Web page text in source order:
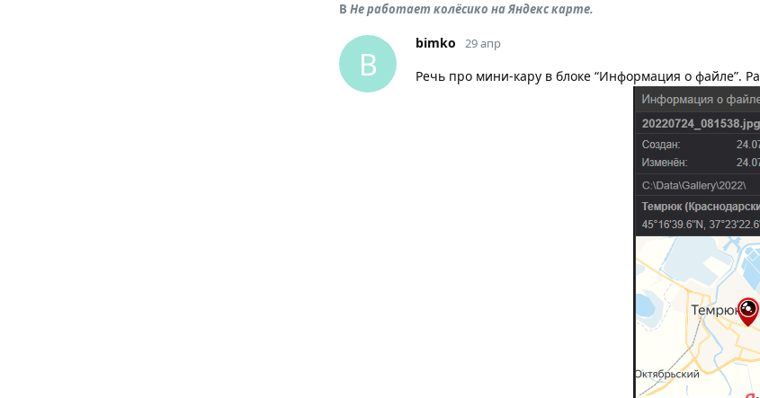
В Не работает колёсико на Яндекс карте.
B
bimko 29 апр
Речь про мини-кару в блоке “Информация о